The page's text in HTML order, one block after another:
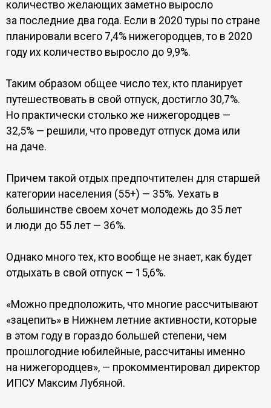
количество желающих заметно выросло
за последние два года. Если в 2020 туры по стране
планировали всего 7,4% нижегородцев, то в 2020
году их количество выросло до 9,9%.
Таким образом общее число тех, кто планирует
путешествовать в свой отпуск, достигло 30,7%.
Но практически столько же нижегородцев —
32,5% — решили, что проведут отпуск дома или
на даче.
Причем такой отдых предпочтителен для старшей
категории населения (55+) — 35%. Уехать в
большинстве своем хочет молодежь до 35 лет
и люди до 55 лет — 36%.
Однако много тех, кто вообще не знает, как будет
отдыхать в свой отпуск — 15,6%.
«Можно предположить, что многие рассчитывают
«зацепить» в Нижнем летние активности, которые
в этом году в гораздо большей степени, чем
прошлогодние юбилейные, рассчитаны именно
на нижегородцев», — прокомментировал директор
ИПСУ Максим Лубяной.